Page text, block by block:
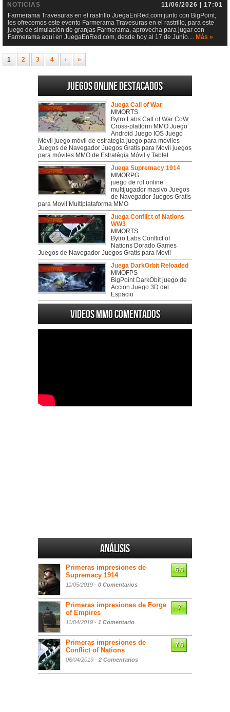
NOTICIAS
11/06/2026 | 17:01
Farmerama Travesuras en el rastrillo JuegaEnRed.com junto con BigPoint,
les ofrecemos este evento Farmerama Travesuras en el rastrillo, para este
juego de simulación de granjas Farmerama, aprovecha para jugar con
Farmerama aquí en JuegaEnRed.com, desde hoy al 17 de Junio.... Más »
1 2 3 4 › »
Juegos online destacados
Juega Call of War
MMORTS
Bytro Labs Call of War CoW
Cross-platform MMO Juego
Android Juego IOS Juego
Móvil juego móvil de estrategia juego para móviles
Juegos de Navegador Juegos Gratis para Movil juegos
para móviles MMO de Estratégia Móvil y Tablet
Juega Supremacy 1914
MMORPG
juego de rol online
multijugador masivo Juegos
de Navegador Juegos Gratis
para Movil Multiplataforma MMO
Juega Conflict of Nations
WW3
MMORTS
Bytro Labs Conflict of
Nations Dorado Games
Juegos de Navegador Juegos Gratis para Movil
Juega DarkOrbit Reloaded
MMOFPS
BigPoint DarkObit juego de
Accion Juego 3D del
Espacio
Videos MMO Comentados
Análisis
Primeras impresiones de
Supremacy 1914
11/05/2019 - 0 Comentarios
6.5
Primeras impresiones de Forge
of Empires
11/04/2019 - 1 Comentario
7
Primeras impresiones de
Conflict of Nations
06/04/2019 - 2 Comentarios
7.5